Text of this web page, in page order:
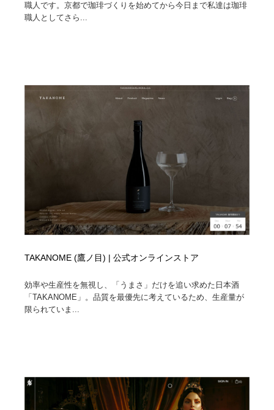
職人です。京都で珈琲づくりを始めてから今日まで私達は珈琲
職人としてさら...
TAKANOME (鷹ノ目) | 公式オンラインストア
効率や生産性を無視し、「うまさ」だけを追い求めた日本酒
「TAKANOME」。品質を最優先に考えているため、生産量が
限られていま...